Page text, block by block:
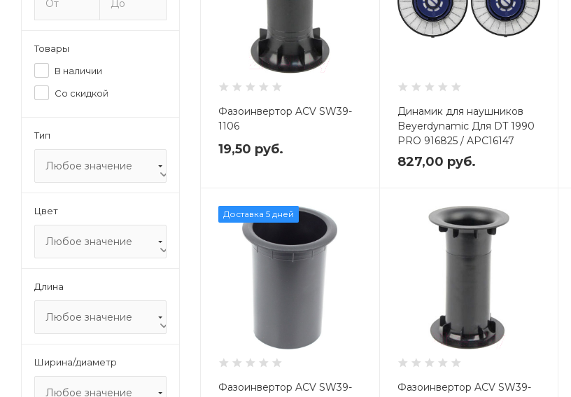
Товары
В наличии
Со скидкой
Тип
Любое значение
Цвет
Любое значение
Длина
Любое значение
Ширина/диаметр
Любое значение
Фазоинвертор ACV SW39-
1106
19,50 руб.
Динамик для наушников
Beyerdynamic Для DT 1990
PRO 916825 / APC16147
827,00 руб.
Доставка 5 дней
Фазоинвертор ACV SW39-
Фазоинвертор ACV SW39-